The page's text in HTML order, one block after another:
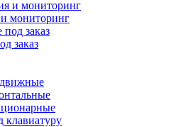
мониторинг
заказ
клавиатуру